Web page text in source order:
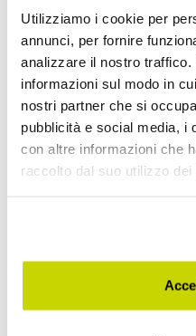
Utilizziamo i cookie per
annunci, per fornire
analizzare il nostro traffico.
informazioni sul modo in
nostri partner che si
pubblicità e social media, i
con altre informazioni che
raccolto dal suo utilizzo